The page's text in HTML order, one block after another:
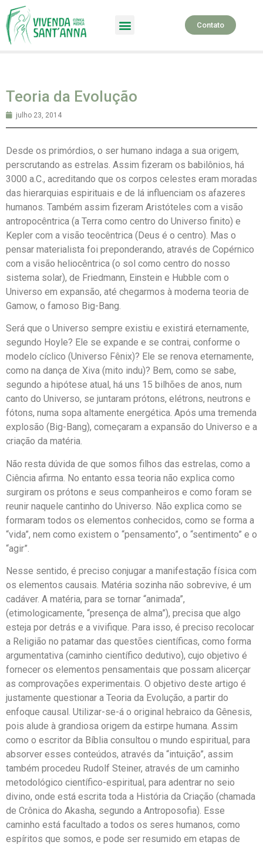
Contato
Teoria da Evolução
julho 23, 2014
Desde os primórdios, o ser humano indaga a sua origem,
perscrutando as estrelas. Assim fizeram os babilônios, há
3000 a.C., acreditando que os corpos celestes eram moradas
das hierarquias espirituais e de lá influenciam os afazeres
humanos. Também assim fizeram Aristóteles com a visão
antropocêntrica (a Terra como centro do Universo finito) e
Kepler com a visão teocêntrica (Deus é o centro). Mas o
pensar materialista foi preponderando, através de Copérnico
com a visão heliocêntrica (o sol como centro do nosso
sistema solar), de Friedmann, Einstein e Hubble com o
Universo em expansão, até chegarmos à moderna teoria de
Gamow, o famoso Big-Bang.
Será que o Universo sempre existiu e existirá eternamente,
segundo Hoyle? Ele se expande e se contrai, conforme o
modelo cíclico (Universo Fênix)? Ele se renova eternamente,
como na dança de Xiva (mito indu)? Bem, como se sabe,
segundo a hipótese atual, há uns 15 bilhões de anos, num
canto do Universo, se juntaram prótons, elétrons, neutrons e
fótons, numa sopa altamente energética. Após uma tremenda
explosão (Big-Bang), começaram a expansão do Universo e a
criação da matéria.
Não resta dúvida de que somos filhos das estrelas, como a
Ciência afirma. No entanto essa teoria não explica como
surgiram os prótons e seus companheiros e como foram se
reunir naquele cantinho do Universo. Não explica como se
formaram todos os elementos conhecidos, como se forma a
“vida”, nem como existem o “pensamento”, o “sentimento” e o
“agir”.
Nesse sentido, é preciso conjugar a manifestação física com
os elementos causais. Matéria sozinha não sobrevive, é um
cadáver. A matéria, para se tornar “animada”,
(etimologicamente, “presença de alma”), precisa que algo
esteja por detrás e a vivifique. Para isso, é preciso recolocar
a Religião no patamar das questões científicas, como forma
argumentativa (caminho científico dedutivo), cujo objetivo é
fornecer os elementos pensamentais que possam alicerçar
as comprovações experimentais. O objetivo deste artigo é
justamente questionar a Teoria da Evolução, a partir do
enfoque causal. Utilizar-se-á o original hebraico da Gênesis,
pois alude à grandiosa origem da estirpe humana. Assim
como o escritor da Bíblia consultou o mundo espiritual, para
absorver esses conteúdos, através da “intuição”, assim
também procedeu Rudolf Steiner, através de um caminho
metodológico científico-espiritual, para adentrar no seio
divino, onde está escrita toda a História da Criação (chamada
de Crônica do Akasha, segundo a Antroposofia). Esse
caminho está facultado a todos os seres humanos, como
espíritos que somos, e pode ser resumido em etapas de